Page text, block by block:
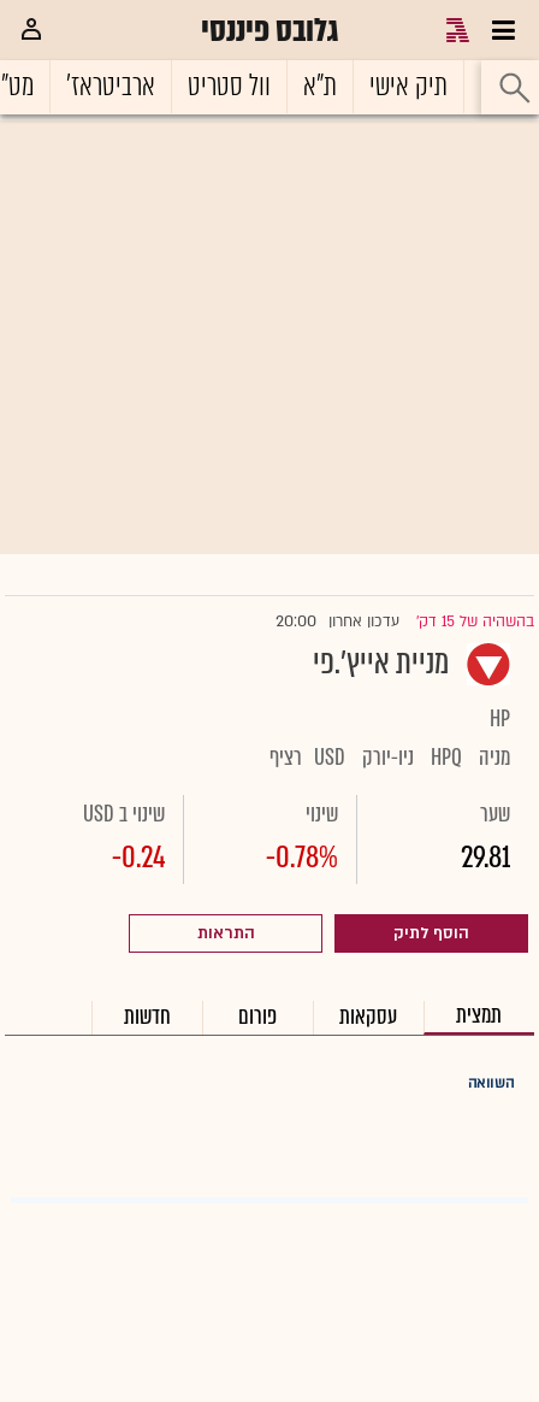
גלובס פיננסי
ראשי תיק אישי ת"א וול סטריט ארביטראז'
בהשהיה של 15 דק' |עדכון אחרון 20:00
מניית אייץ'.פי
HP
מניה
HPQ ניו-יורק USD רציף
שער
29.81
שינוי
-0.78%
שינוי ב USD
-0.24
הוסף לתיק התראות
תמצית עסקאות פורום חדשות
השוואה